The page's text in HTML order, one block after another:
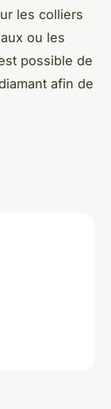
les colliers
ou les
possible de
afin de